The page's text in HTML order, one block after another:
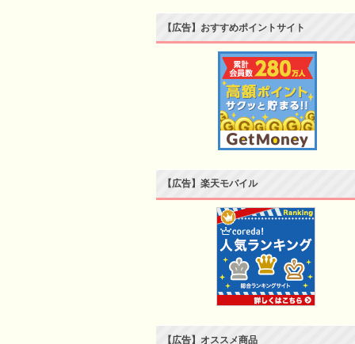
【広告】おすすめポイントサイト
【広告】楽天モバイル
【広告】オススメ商品